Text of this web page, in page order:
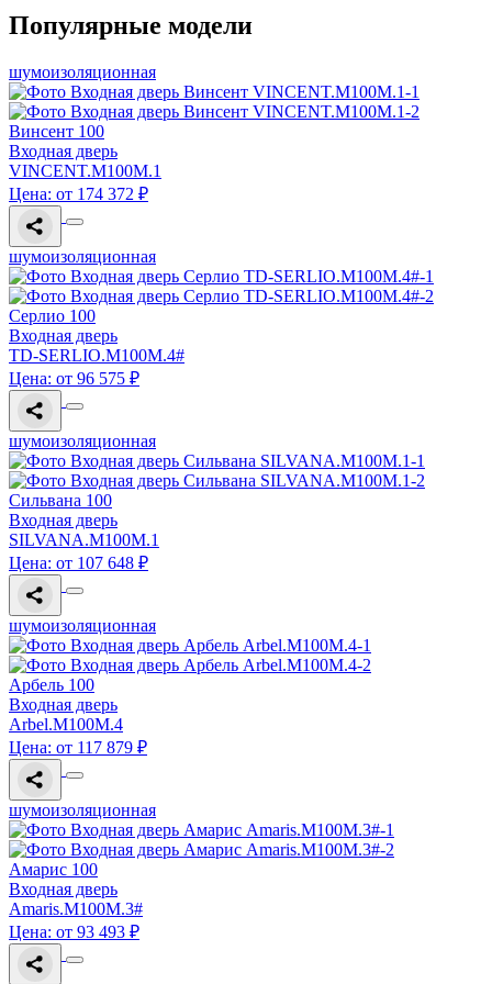
Популярные модели
шумоизоляционная
Винсент 100
Входная дверь
VINCENT.M100M.1
Цена: от 174 372 ₽
шумоизоляционная
Серлио 100
Входная дверь
TD-SERLIO.M100M.4#
Цена: от 96 575 ₽
шумоизоляционная
Сильвана 100
Входная дверь
SILVANA.M100M.1
Цена: от 107 648 ₽
шумоизоляционная
Арбель 100
Входная дверь
Arbel.M100M.4
Цена: от 117 879 ₽
шумоизоляционная
Амарис 100
Входная дверь
Amaris.M100M.3#
Цена: от 93 493 ₽